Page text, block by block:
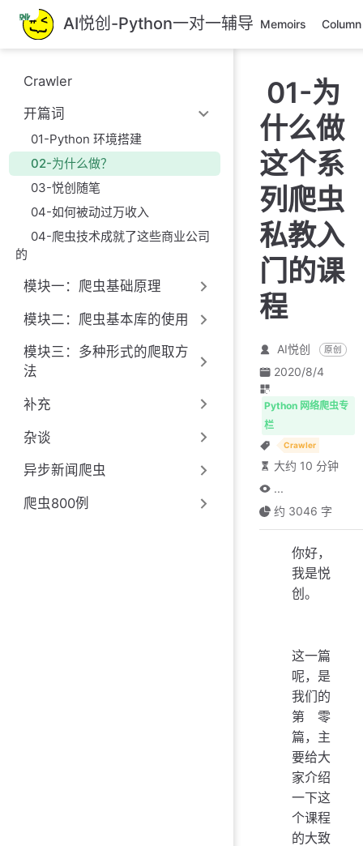
跳
至
主
內
容
AI悦创-Python一对一辅导 Memoirs Column
Crawler
开篇词
01-Python 环境搭建
02-为什么做？
03-悦创随笔
04-如何被动过万收入
04-爬虫技术成就了这些商业公司
的
模块一：爬虫基础原理
模块二：爬虫基本库的使用
模块三：多种形式的爬取方
法
补充
杂谈
异步新闻爬虫
爬虫800例
01-为
什么做
这个系
列爬虫
私教入
门的课
程
AI悦创 原创
2020/8/4
Python 网络爬虫专
栏
Crawler
大约 10 分钟
...
约 3046 字
你好，
我是悦
创。
这一篇
呢，是
我们的
第零
篇，主
要给大
家介绍
一下这
个课程
的大致